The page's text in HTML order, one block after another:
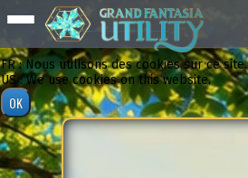
FR : Nous utilisons des cookies sur ce site.
US : We use cookies on this website.